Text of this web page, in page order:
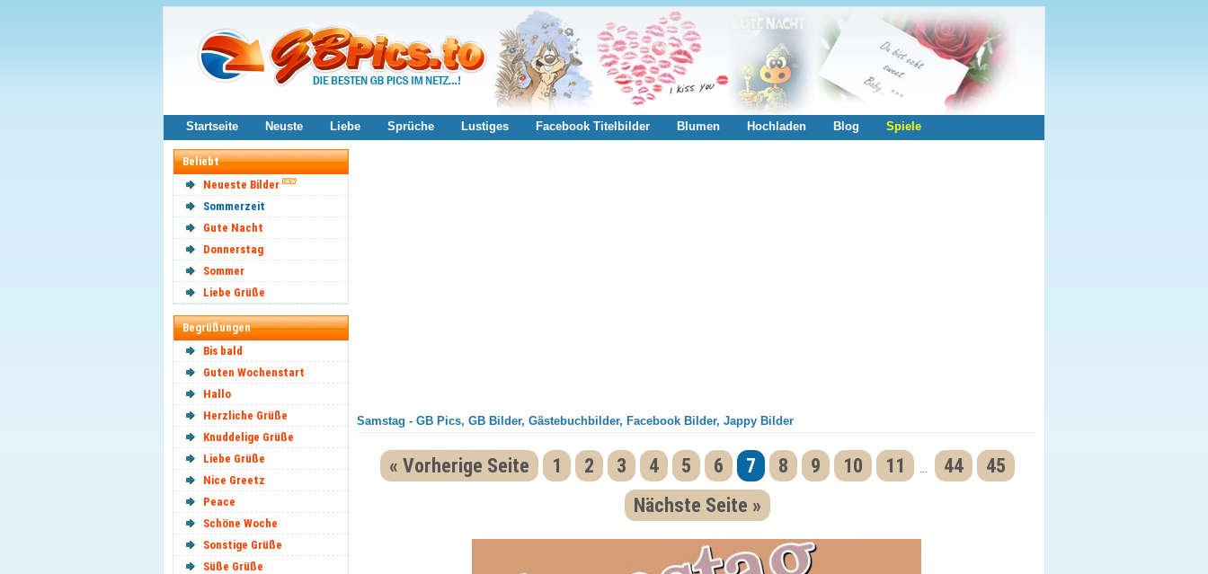
Startseite Neuste Liebe Sprüche Lustiges Facebook Titelbilder Blumen Hochladen Blog Spiele
Beliebt
Neueste Bilder
Sommerzeit
Gute Nacht
Donnerstag
Sommer
Liebe Grüße
Begrüßungen
Bis bald
Guten Wochenstart
Hallo
Herzliche Grüße
Knuddelige Grüße
Liebe Grüße
Nice Greetz
Peace
Schöne Woche
Sonstige Grüße
Süße Grüße
Samstag - GB Pics, GB Bilder, Gästebuchbilder, Facebook Bilder, Jappy Bilder
« Vorherige Seite 1 2 3 4 5 6 7 8 9 10 11 44
45
Nächste Seite »